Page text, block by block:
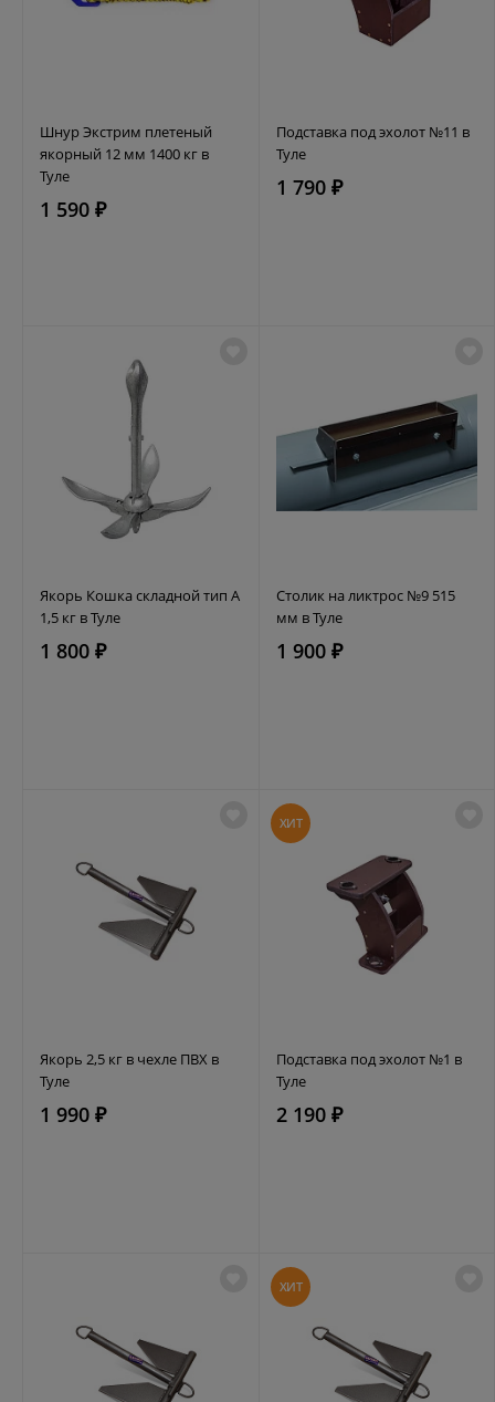
Шнур Экстрим плетеный
якорный 12 мм 1400 кг в
Туле
1 590 ₽
Подставка под эхолот №11 в
Туле
1 790 ₽
Якорь Кошка складной тип А
1,5 кг в Туле
1 800 ₽
Столик на ликтрос №9 515
мм в Туле
1 900 ₽
Якорь 2,5 кг в чехле ПВХ в
Туле
1 990 ₽
ХИТ
Подставка под эхолот №1 в
Туле
2 190 ₽
ХИТ